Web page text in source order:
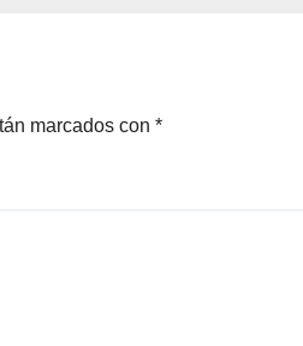
marcados con *